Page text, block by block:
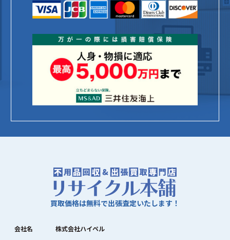
買取価格は無料で出張査定いたします！
会社名
株式会社ハイペル